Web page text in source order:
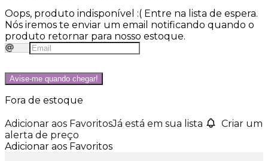
Oops, produto indisponível :( Entre na lista de espera.
Nós iremos te enviar um email notificando quando o
produto retornar para nosso estoque.
Avise-me quando chegar!
Fora de estoque
Adicionar aos FavoritosJá está em sua lista
Criar um
alerta de preço
Adicionar aos Favoritos